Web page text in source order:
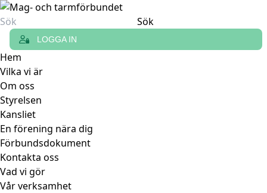
Sök
efter:
LOGGA IN
Hem
Vilka vi är
Om oss
Styrelsen
Kansliet
En förening nära dig
Förbundsdokument
Kontakta oss
Vad vi gör
Vår verksamhet